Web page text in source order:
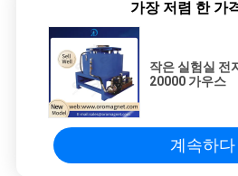
가장 저렴 한 가
작은 실험실 전
20000 가우스
계속하다